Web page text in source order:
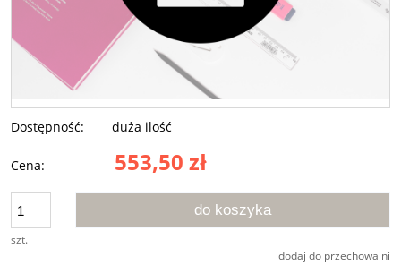
Dostępność: duża ilość
Cena: 553,50 zł
szt.
do koszyka
dodaj do przechowalni